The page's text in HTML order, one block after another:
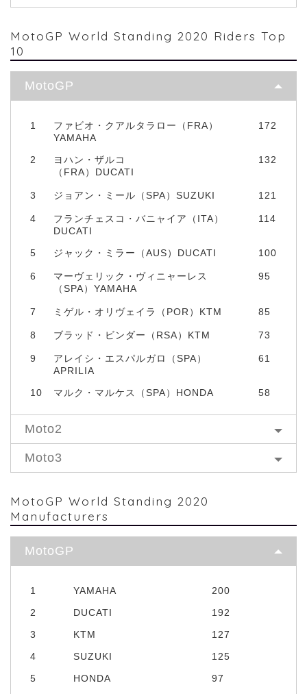
MotoGP World Standing 2020 Riders Top
10
MotoGP
1
ファビオ・クアルタラロー（FRA）
YAMAHA
172
2
ヨハン・ザルコ
（FRA）DUCATI
132
3 ジョアン・ミール（SPA）SUZUKI 121
4
フランチェスコ・バニャイア（ITA）
DUCATI
114
5 ジャック・ミラー（AUS）DUCATI 100
6
マーヴェリック・ヴィニャーレス
（SPA）YAMAHA
95
7 ミゲル・オリヴェイラ（POR）KTM 85
8 ブラッド・ビンダー（RSA）KTM 73
9
アレイシ・エスパルガロ（SPA）
APRILIA
61
10 マルク・マルケス（SPA）HONDA 58
Moto2
Moto3
MotoGP World Standing 2020
Manufacturers
MotoGP
1 YAMAHA
200
2
DUCATI
192
3
KTM
127
4
SUZUKI
125
5
HONDA 97